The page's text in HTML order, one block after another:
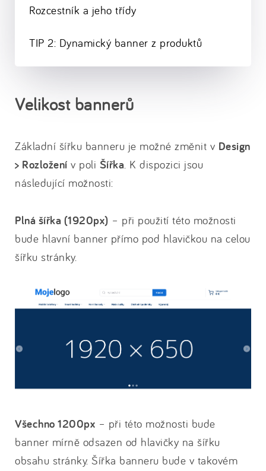
Rozcestník a jeho třídy
TIP 2: Dynamický banner z produktů
Velikost bannerů
Základní šířku banneru je možné změnit v Design
> Rozložení v poli Šířka. K dispozici jsou
následující možnosti:
Plná šířka (1920px) – při použití této možnosti
bude hlavní banner přímo pod hlavičkou na celou
šířku stránky.
Všechno 1200px – při této možnosti bude
banner mírně odsazen od hlavičky na šířku
obsahu stránky. Šířka banneru bude v takovém